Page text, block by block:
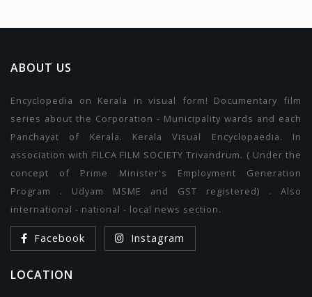
ABOUT US
Encyclopedia on Kerala in visual form! Documentary film
series about the Corporation - Municipality wards and each
Panchayat of Kerala. Kerala Visual Encyclopaedia. In
association with FILCA FILM SOCIETY Trivandrum. ( Under the
concept of Prime Minister's Employment Generation
Program . Udyam MSME and GST registered) . Also
international - national - local news section.
Facebook Instagram
LOCATION